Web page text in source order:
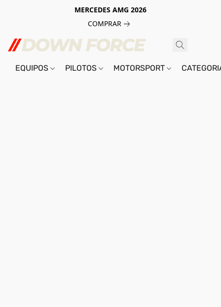
MERCEDES AMG 2026
COMPRAR
EQUIPOS PILOTOS MOTORSPORT